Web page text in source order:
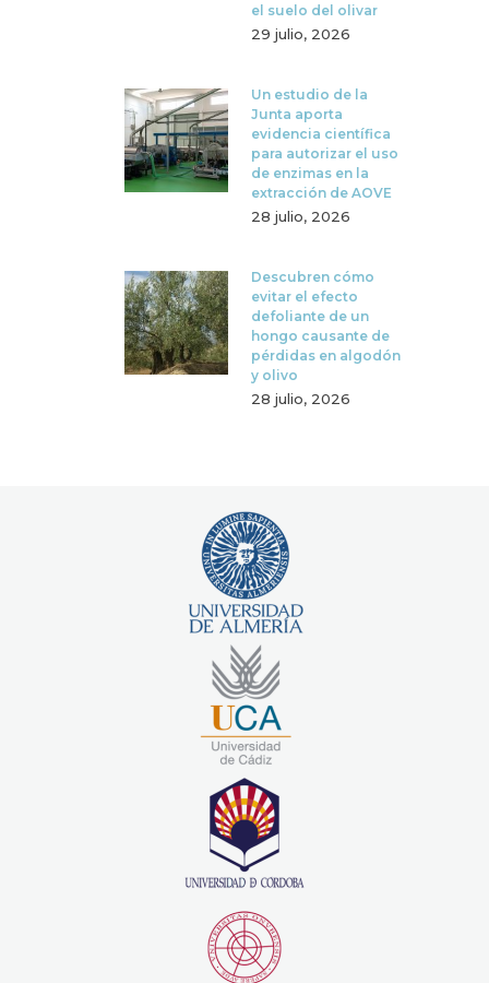
el suelo del olivar
29 julio, 2026
Un estudio de la
Junta aporta
evidencia científica
para autorizar el uso
de enzimas en la
extracción de AOVE
28 julio, 2026
Descubren cómo
evitar el efecto
defoliante de un
hongo causante de
pérdidas en algodón
y olivo
28 julio, 2026